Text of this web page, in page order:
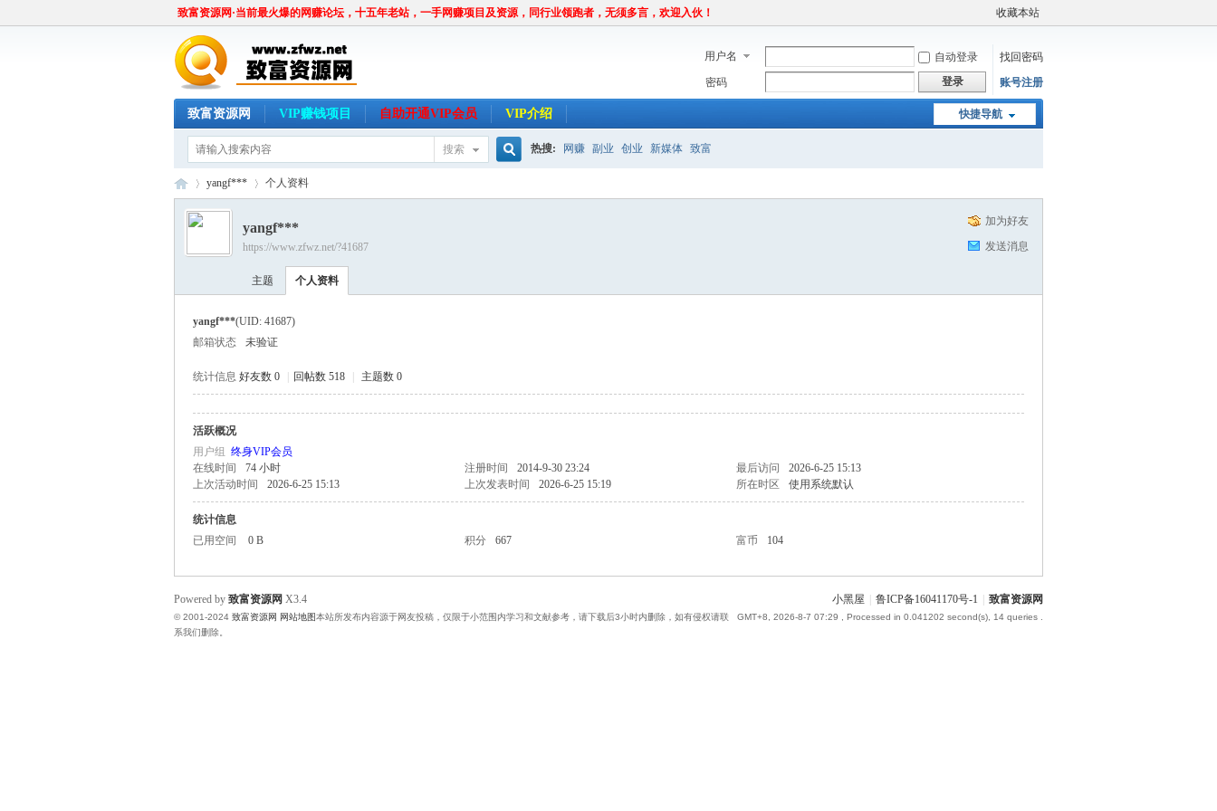
致富资源网·当前最火爆的网赚论坛，十五年老站，一手网赚项目及资源，同行业领跑者，无须多言，欢迎入伙！ 收藏本站
用户名 自动登录
找回密码
密码
登录 账号注册
快捷导航
致富资源网 VIP赚钱项目 自助开通VIP会员 VIP介绍
搜索 热搜: 网赚 副业 创业 新媒体 致富
资
›
yangf*** 个人资料
加为好友
发送消息
yangf***
https://www.zfwz.net/?41687
主题 个人资料
yangf***(UID: 41687)
邮箱状态
未验证
统计信息 好友数 0 回帖数 518 主题数 0
活跃概况
用户组 终身VIP会员
在线时间
74 小时 注册时间 2014-9-30 23:24 最后访问
2026-6-25 15:13
上次活动时间
2026-6-25 15:13 上次发表时间 2026-6-25 15:19 所在时区 使用系统默认
统计信息
已用空间
0 B 积分 667 富币 104
小黑屋 鲁ICP备16041170号-1 致富资源网
GMT+8, 2026-8-7 07:29 , Processed in 0.041202 second(s), 14 queries .
Powered by 致富资源网 X3.4
© 2001-2024 致富资源网 网站地图本站所发布内容源于网友投稿，仅限于小范围内学习和文献参考，请下载后3小时内删除，如有侵权请联
系我们删除。